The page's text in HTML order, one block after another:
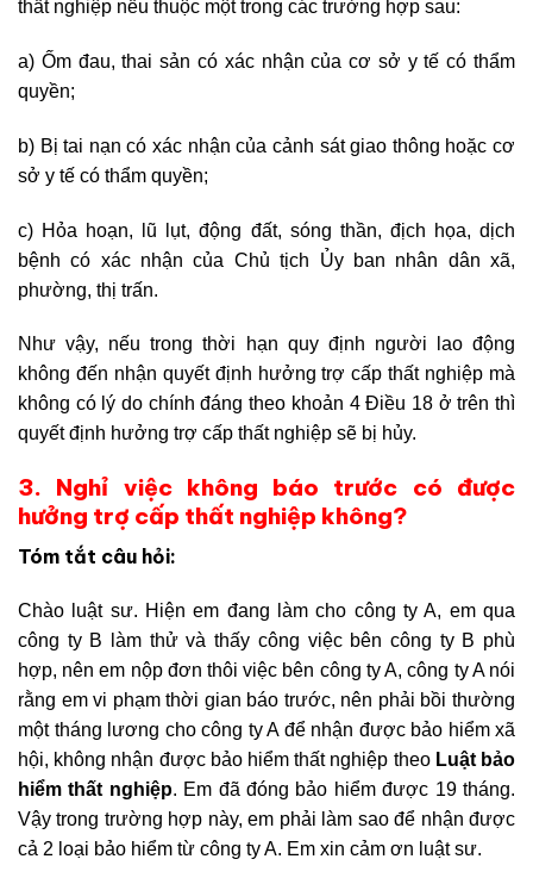
thất nghiệp nếu thuộc một trong các trường hợp sau:
a) Ốm đau, thai sản có xác nhận của cơ sở y tế có thẩm
quyền;
b) Bị tai nạn có xác nhận của cảnh sát giao thông hoặc cơ
sở y tế có thẩm quyền;
c) Hỏa hoạn, lũ lụt, động đất, sóng thần, địch họa, dịch
bệnh có xác nhận của Chủ tịch Ủy ban nhân dân xã,
phường, thị trấn.
Như vậy, nếu trong thời hạn quy định người lao động
không đến nhận quyết định hưởng trợ cấp thất nghiệp mà
không có lý do chính đáng theo khoản 4 Điều 18 ở trên thì
quyết định hưởng trợ cấp thất nghiệp sẽ bị hủy.
3. Nghỉ việc không báo trước có được
hưởng trợ cấp thất nghiệp không?
Tóm tắt câu hỏi:
Chào luật sư. Hiện em đang làm cho công ty A, em qua
công ty B làm thử và thấy công việc bên công ty B phù
hợp, nên em nộp đơn thôi việc bên công ty A, công ty A nói
rằng em vi phạm thời gian báo trước, nên phải bồi thường
một tháng lương cho công ty A để nhận được bảo hiểm xã
hội, không nhận được bảo hiểm thất nghiệp theo Luật bảo
hiểm thất nghiệp. Em đã đóng bảo hiểm được 19 tháng.
Vậy trong trường hợp này, em phải làm sao để nhận được
cả 2 loại bảo hiểm từ công ty A. Em xin cảm ơn luật sư.